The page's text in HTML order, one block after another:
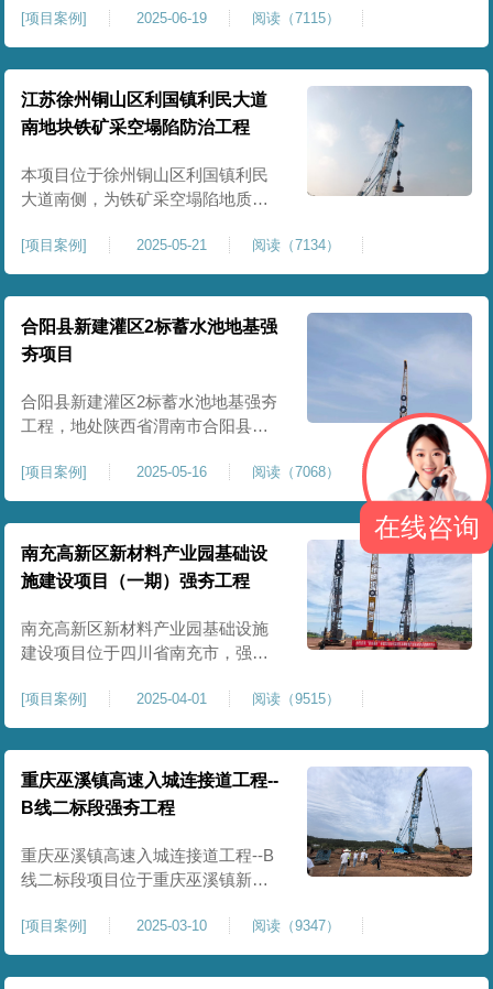
积约 20000 平方米，采用满场强夯
加固方式改善场地工程地质条件，
有效提高地基承载力、控制不均匀
沉降，满足变电站各类构支架、电
气设备及配套设施建设标准。本项
目是嵩县重要电力基础设施，投运
后优化区域电网布局，增强当
[项目案例] 2025-06-19 阅读（7115）
江苏徐州铜山区利国镇利民大道
南地块铁矿采空塌陷防治工程
本项目位于徐州铜山区利国镇利民
大道南侧，为铁矿采空塌陷地质灾
35000㎡。针对区域铁矿开采遗留的
地层松散、裂隙发育、塌陷沉降等
隐患，采用强夯工艺加固场地地
基，消除采空地质风险，提升场地
整体稳定性与承载力，彻底改善地
块建设条件，实现矿区地质灾害治
理与土地安全利用。
[项目案例] 2025-05-21 阅读（7134）
合阳县新建灌区2标蓄水池地基强
夯项目
合阳县新建灌区2标蓄水池地基强夯
工程，地处陕西省渭南市合阳县，
的关键前置工程，主要服务于片区
农业灌溉蓄水配套建设，为后续蓄
水池主体施工筑牢地基基础，保障
灌区水利设施长期稳定运行。本工
程核心施工内容为蓄水池场地地基
强夯加固处理，总强夯施工面积
25000㎡，施工完成后场地上部将新
[项目案例] 2025-05-16 阅读（7068）
南充高新区新材料产业园基础设
施建设项目（一期）强夯工程
南充高新区新材料产业园基础设施
建设项目位于四川省南充市，强夯
软弱土、回填土等复杂地质，采用
强夯地基加固，深层加固地基、提
升承载力、严控工后沉降，为厂
房、道路及配套设施筑牢基础。本
项目施工作业面积大，我司将整个
场地施工区域合理划分为若干个区
段，分区分段施工，投入强夯设备3
[项目案例] 2025-04-01 阅读（9515）
重庆巫溪镇高速入城连接道工程--
B线二标段强夯工程
重庆巫溪镇高速入城连接道工程--B
线二标段项目位于重庆巫溪镇新建
形成，回填完成，强夯施工一次，
极大考验我司与土方单位交叉施工
能力。每标段强夯施工完成，现场
[项目案例] 2025-03-10 阅读（9347）
在线咨询